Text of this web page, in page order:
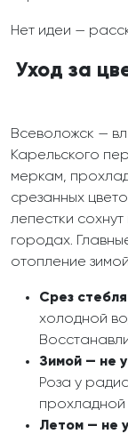
Нет идеи —
Уход за
Всеволожск —
Карельского
меркам,
срезанных
лепестки
городах.
отопление
Срез
холодной
Зимой — не
Роза у
прохладной
Летом — не